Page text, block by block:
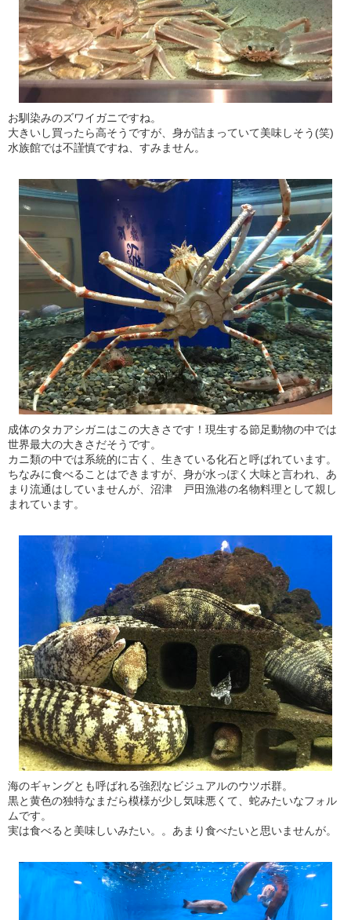
お馴染みのズワイガニですね。
大きいし買ったら高そうですが、身が詰まっていて美味しそう(笑)
水族館では不謹慎ですね、すみません。
成体のタカアシガニはこの大きさです！現生する節足動物の中では
世界最大の大きさだそうです。
カニ類の中では系統的に古く、生きている化石と呼ばれています。
ちなみに食べることはできますが、身が水っぽく大味と言われ、あ
まり流通はしていませんが、沼津 戸田漁港の名物料理として親し
まれています。
海のギャングとも呼ばれる強烈なビジュアルのウツボ群。
黒と黄色の独特なまだら模様が少し気味悪くて、蛇みたいなフォル
ムです。
実は食べると美味しいみたい。。あまり食べたいと思いませんが。